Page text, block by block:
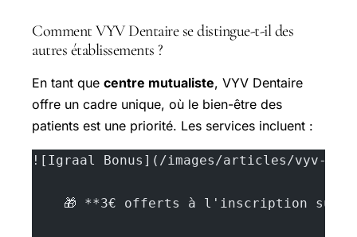
Comment VYV Dentaire se distingue-t-il des
autres établissements ?
En tant que centre mutualiste, VYV Dentaire
offre un cadre unique, où le bien-être des
patients est une priorité. Les services incluent :
![Igraal Bonus](/images/articles/vyv-
🎁 **3€ offerts à l'inscription sur